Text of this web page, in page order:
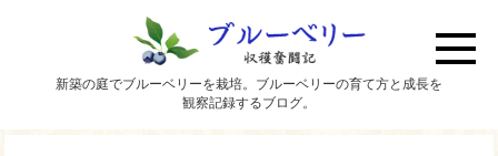
新築の庭でブルーベリーを栽培。ブルーベリーの育て方と成長を
観察記録するブログ。